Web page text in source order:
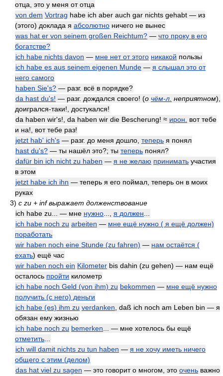
отца, это у меня от отца
von dem Vortrag habe ich aber auch gar nichts gehabt — из
(этого) доклада я абсолютно ничего не вынес
was hat er von seinem großen Reichtum? — что проку в его
богатстве?
ich habe nichts davon — мне нет от этого никакой пользы
ich habe es aus seinem eigenen Munde — я слышал это от
него самого
haben Sie's? — разг. всё в порядке?
da hast du's! — разг. дождался своего! (о чём-л. неприятном)
доигрался-таки!, достукался!
da haben wir's!, da haben wir die Bescherung! ≈ ирон.
вот тебе
и на!, вот тебе раз!
jetzt hab' ich's — разг. до меня дошло, теперь я понял
hast du's? — ты нашёл это?; ты теперь понял?
dafür bin ich nicht zu haben — я не желаю принимать участия
в этом
jetzt habe ich ihn — теперь я его поймал, теперь он в моих
руках
3) с zu + inf выражает долженствование
ich habe zu... — мне нужно я должен
ich habe noch zu arbeiten — мне ещё нужно ( я ещё должен)
поработать
wir haben noch eine Stunde (zu fahren) — нам остаётся (
ехать) ещё час
wir haben noch ein Kilometer bis dahin (zu gehen) — нам ещё
осталось пройти километр
ich habe noch Geld (von ihm) zu bekommen — мне ещё нужно
получить (с него) деньги
ich habe (es) ihm zu verdanken , daß ich noch am Leben bin — я
обязан ему жизнью
ich habe noch zu bemerken ... — мне хотелось бы ещё
отметить
ich will damit nichts zu tun haben — я не хочу иметь ничего
общего с этим (делом)
das hat viel zu sagen — это говорит о многом, это очень важно